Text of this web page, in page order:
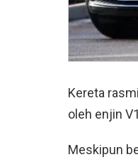
Kereta
oleh enjin
Meskipun